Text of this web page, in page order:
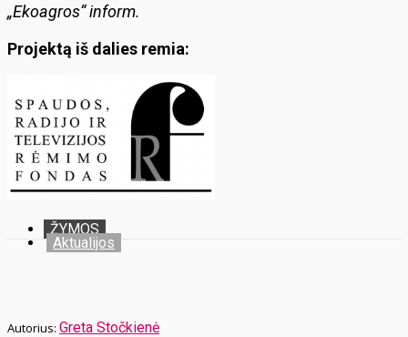
„Ekoagros“ inform.
Projektą iš dalies remia:
ŽYMOS
Aktualijos
Greta Stočkienė